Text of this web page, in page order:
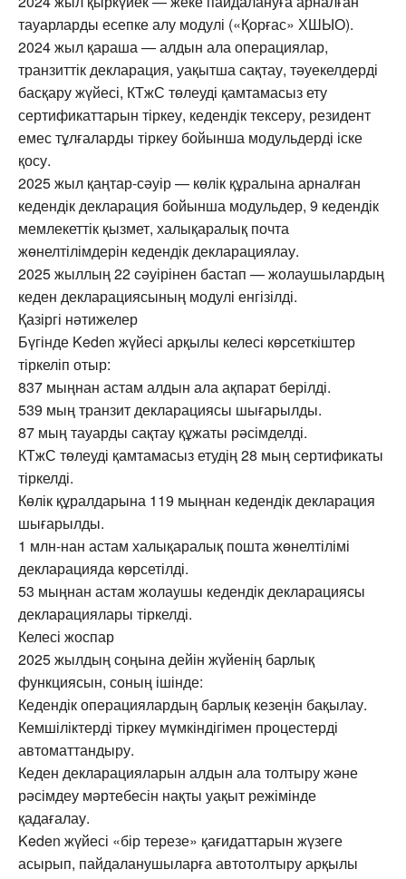
тауарларды есепке алу модулі («Қорғас» ХШЫО).
2024 жыл қараша — алдын ала операциялар,
транзиттік декларация, уақытша сақтау, тәуекелдерді
басқару жүйесі, КТжС төлеуді қамтамасыз ету
сертификаттарын тіркеу, кедендік тексеру, резидент
емес тұлғаларды тіркеу бойынша модульдерді іске
қосу.
2025 жыл қаңтар-сәуір — көлік құралына арналған
кедендік декларация бойынша модульдер, 9 кедендік
мемлекеттік қызмет, халықаралық почта
жөнелтілімдерін кедендік декларациялау.
2025 жыллың 22 сәуірінен бастап — жолаушылардың
кеден декларациясының модулі енгізілді.
Қазіргі нәтижелер
Бүгінде Keden жүйесі арқылы келесі көрсеткіштер
тіркеліп отыр:
837 мыңнан астам алдын ала ақпарат берілді.
539 мың транзит декларациясы шығарылды.
87 мың тауарды сақтау құжаты рәсімделді.
КТжС төлеуді қамтамасыз етудің 28 мың сертификаты
тіркелді.
Көлік құралдарына 119 мыңнан кедендік декларация
шығарылды.
1 млн-нан астам халықаралық пошта жөнелтілімі
декларацияда көрсетілді.
53 мыңнан астам жолаушы кедендік декларациясы
декларациялары тіркелді.
Келесі жоспар
2025 жылдың соңына дейін жүйенің барлық
функциясын, соның ішінде:
Кедендік операциялардың барлық кезеңін бақылау.
Кемшіліктерді тіркеу мүмкіндігімен процестерді
автоматтандыру.
Кеден декларацияларын алдын ала толтыру және
рәсімдеу мәртебесін нақты уақыт режімінде
қадағалау.
Keden жүйесі «бір терезе» қағидаттарын жүзеге
асырып, пайдаланушыларға автотолтыру арқылы